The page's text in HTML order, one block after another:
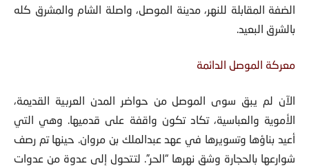
الضفة المقابلة للنهر، مدينة الموصل، واصلة الشام والمشرق كله
بالشرق البعيد.
معركة الموصل الدائمة
الآن لم يبق سوى الموصل من حواضر المدن العربية القديمة،
الأموية والعباسية، تكاد تكون واقفة على قدميها. وهي التي
أعيد بناؤها وتسويرها في عهد عبدالملك بن مروان. حينها تم رصف
شوارعها بالحجارة وشق نهرها “الحر”. لتتحول إلى عدوة من عدوات